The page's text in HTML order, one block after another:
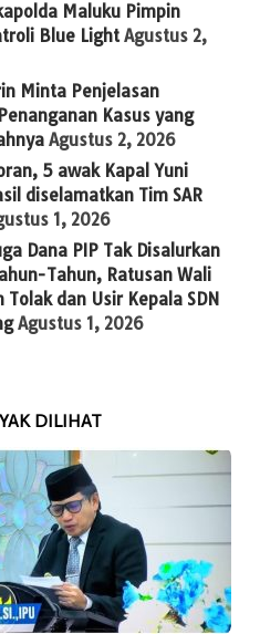
Maluku Pimpin
Blue Light Agustus 2,
Minta Penjelasan
Kasus yang
Agustus 2, 2026
5 awak Kapal Yuni
diselamatkan Tim SAR
1, 2026
Dana PIP Tak Disalurkan
Tahun, Ratusan Wali
Tolak dan Usir Kepala SDN
Agustus 1, 2026
DILIHAT